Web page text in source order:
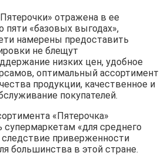
отражена в ее
пяти «базовых выгодах»,
намерены предоставить
не блещут
низких цен, удобное
оптимальный ассортимент
продукции, качественное и
покупателей.
«Пятерочка»
супермаркетам «для среднего
следствие приверженности
большинства в этой стране.